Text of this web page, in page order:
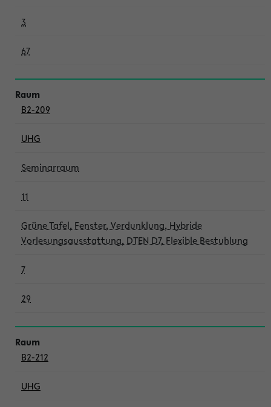
3
67
B2-209
UHG
Seminarraum
11
Grüne Tafel, Fenster, Verdunklung, Hybride
Vorlesungsausstattung, DTEN D7, Flexible Bestuhlung
7
29
B2-212
UHG